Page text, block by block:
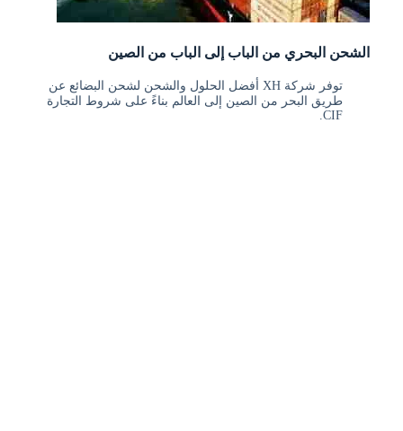
الشحن البحري من الباب إلى الباب من الصين
توفر شركة XH أفضل الحلول والشحن لشحن البضائع عن
طريق البحر من الصين إلى العالم بناءً على شروط التجارة
CIF.